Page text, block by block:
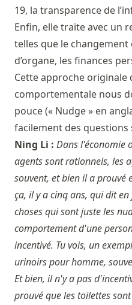
19, la transparence de
Enfin, elle traite avec un
telles que le
d’organe, les finances
Cette approche originale
comportementale nous
pouce (« Nudge » en
facilement des questions
Ning Li : Dans l'économie
agents sont rationnels, les
souvent, et bien il a prouvé
ça, il y a cinq ans, qui dit
choses qui sont juste les
comportement d'une
incentivé. Tu vois, un
urinoirs pour homme,
Et bien, il n'y a pas
prouvé que les toilettes